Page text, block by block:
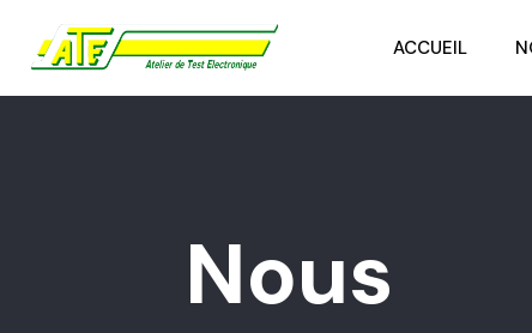
ACCUEIL
Nous